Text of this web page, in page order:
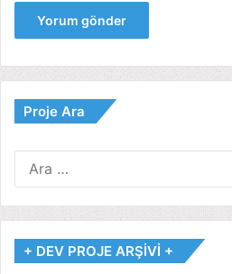
Proje Ara
+ DEV PROJE ARŞİVİ +